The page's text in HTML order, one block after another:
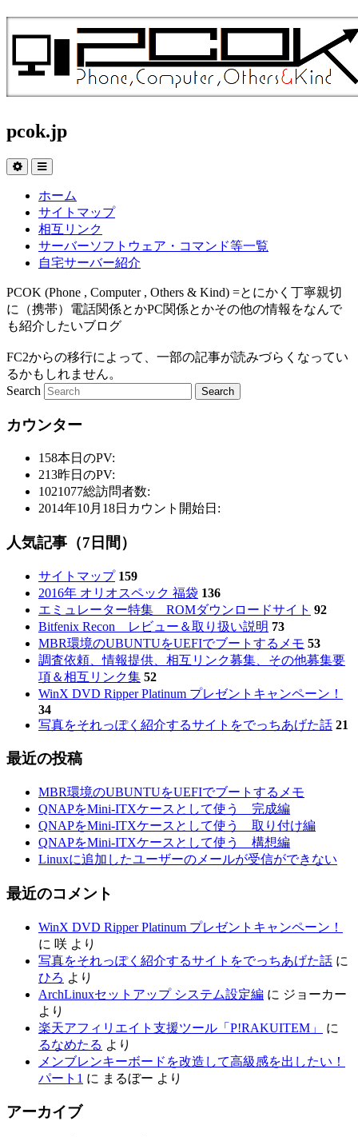
pcok.jp
ホーム
サイトマップ
相互リンク
サーバーソフトウェア・コマンド等一覧
自宅サーバー紹介
PCOK (Phone , Computer , Others & Kind) =とにかく丁寧親切
に（携帯）電話関係とかPC関係とかその他の情報をなんで
も紹介したいブログ
FC2からの移行によって、一部の記事が読みづらくなってい
るかもしれません。
Search
カウンター
158本日のPV:
213昨日のPV:
1021077総訪問者数:
2014年10月18日 カウント開始日:
人気記事（7日間）
サイトマップ 159
2016年 オリオスペック 福袋 136
エミュレーター特集 ROMダウンロードサイト 92
Bitfenix Recon レビュー＆取り扱い説明 73
MBR環境のUBUNTUをUEFIでブートするメモ 53
調査依頼、情報提供、相互リンク募集、その他募集要
項＆相互リンク集 52
WinX DVD Ripper Platinum プレゼントキャンペーン！
34
写真をそれっぽく紹介するサイトをでっちあげた話 21
最近の投稿
MBR環境のUBUNTUをUEFIでブートするメモ
QNAPをMini-ITXケースとして使う 完成編
QNAPをMini-ITXケースとして使う 取り付け編
QNAPをMini-ITXケースとして使う 構想編
Linuxに追加したユーザーのメールが受信ができない
最近のコメント
WinX DVD Ripper Platinum プレゼントキャンペーン！
に 咲 より
写真をそれっぽく紹介するサイトをでっちあげた話 に
ひろ より
ArchLinuxセットアップ システム設定編 に ジョーカー
より
楽天アフィリエイト支援ツール「P!RAKUITEM」
に
るなめたる より
メンブレンキーボードを改造して高級感を出したい！
パート1 に まるぼー より
アーカイブ